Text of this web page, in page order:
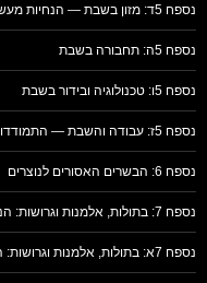
נספח 5ד: מזון בשבת — הנחיות מעשיות
נספח 5ה: תחבורה בשבת
נספח 5ו: טכנולוגיה ובידור בשבת
נספח 5ז: עבודה והשבת — התמודדות עם אתגרי העולם האמיתי
נספח 6: הבשרים האסורים לנוצרים
נספח 7: בתולות, אלמנות וגרושות: הנישואין שה׳ מקבל
נספח 7א: בתולות, אלמנות וגרושות: הנישואין שה׳ מקבל